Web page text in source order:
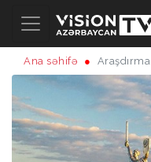
Ana səhifə Araşdırma